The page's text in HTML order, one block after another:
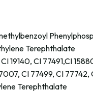
Terephthalate
19140, CI 77491,CI
CI 77499, CI
Terephthalate